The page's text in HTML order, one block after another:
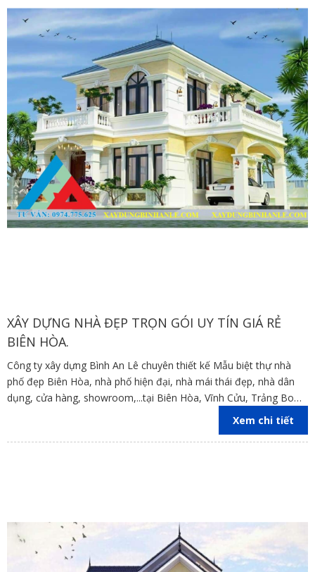
XÂY DỰNG NHÀ ĐẸP TRỌN GÓI UY TÍN GIÁ RẺ
BIÊN HÒA.
Công ty xây dựng Bình An Lê chuyên thiết kế Mẫu biệt thự nhà
phố đẹp Biên Hòa, nhà phố hiện đại, nhà mái thái đẹp, nhà dân
dụng, cửa hàng, showroom,...tại Biên Hòa, Vĩnh Cửu, Trảng Bom,
Long Thành,Nhơn Trạch , Định Quán, Cẩm Mỹ, Tân Phú, Xuân
Xem chi tiết